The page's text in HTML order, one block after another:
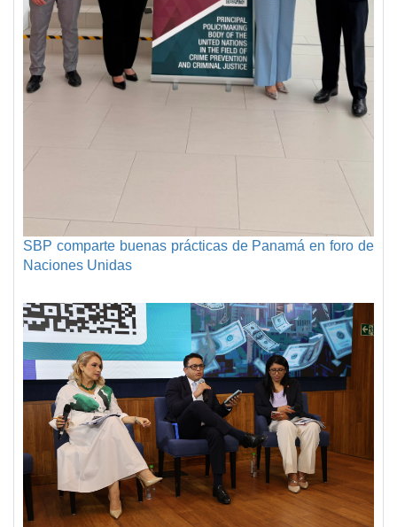
SBP comparte buenas prácticas de Panamá en foro de
Naciones Unidas